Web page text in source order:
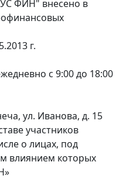
ФИН" внесено в
г.
с 9:00 до 18:00
ул. Иванова, д. 15
участников
о лицах, под
влиянием которых